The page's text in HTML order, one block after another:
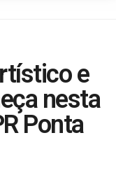
e
nesta
Ponta